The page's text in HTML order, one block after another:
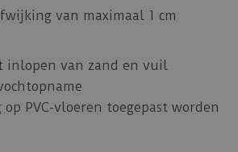
van maximaal 1 cm
inlopen van zand en vuil
op PVC-vloeren toegepast worden